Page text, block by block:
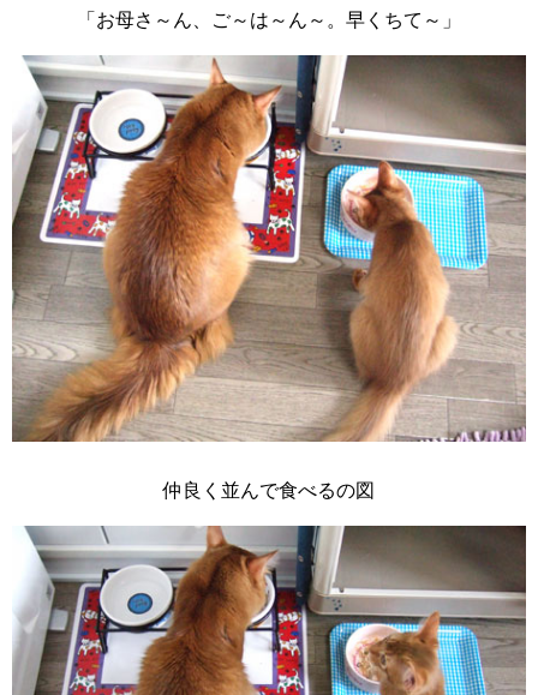
「お母さ～ん、ご～は～ん～。早くちて～」
仲良く並んで食べるの図